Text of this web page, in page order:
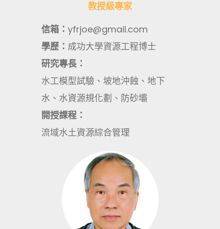
教授級專家
信箱： yfrjoe@gmail.com
學歷： 成功大學資源工程博士
研究專長：
水工模型試驗、坡地沖蝕、地下
水、水資源規化劃、防砂壩
開授課程：
流域水土資源綜合管理